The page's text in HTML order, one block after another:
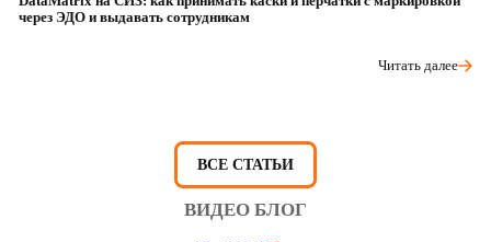
через ЭДО и выдавать сотрудникам
Читать далее
ВСЕ СТАТЬИ
ВИДЕО БЛОГ